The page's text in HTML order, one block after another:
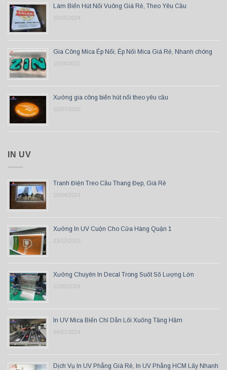
Làm Biển Hút Nổi Vuông Giá Rẻ, Theo Yêu Cầu
15/05/2024
Gia Công Mica Ép Nổi, Ép Nổi Mica Giá Rẻ, Nhanh chóng
11/04/2022
Xưởng gia công biển hút nổi theo yêu cầu
02/07/2026
IN UV
Tranh Điện Treo Cầu Thang Đẹp, Giá Rẻ
15/04/2024
Xưởng In UV Cuộn Cho Cửa Hàng Quận 1
23/12/2023
Xưởng Chuyên In Decal Trong Suốt Số Lượng Lớn
11/05/2024
In UV Mica Biển Chỉ Dẫn Lối Xuống Tầng Hầm
04/01/2024
Dịch Vụ In UV Phẳng Giá Rẻ, In UV Phẳng HCM Lấy Nhanh